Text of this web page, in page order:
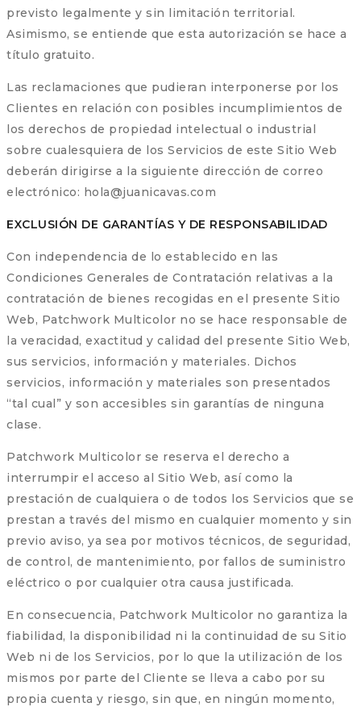
previsto legalmente y sin limitación territorial.
Asimismo, se entiende que esta autorización se hace a
título gratuito.
Las reclamaciones que pudieran interponerse por los
Clientes en relación con posibles incumplimientos de
los derechos de propiedad intelectual o industrial
sobre cualesquiera de los Servicios de este Sitio Web
deberán dirigirse a la siguiente dirección de correo
electrónico: hola@juanicavas.com
EXCLUSIÓN DE GARANTÍAS Y DE RESPONSABILIDAD
Con independencia de lo establecido en las
Condiciones Generales de Contratación relativas a la
contratación de bienes recogidas en el presente Sitio
Web, Patchwork Multicolor no se hace responsable de
la veracidad, exactitud y calidad del presente Sitio Web,
sus servicios, información y materiales. Dichos
servicios, información y materiales son presentados
“tal cual” y son accesibles sin garantías de ninguna
clase.
Patchwork Multicolor se reserva el derecho a
interrumpir el acceso al Sitio Web, así como la
prestación de cualquiera o de todos los Servicios que se
prestan a través del mismo en cualquier momento y sin
previo aviso, ya sea por motivos técnicos, de seguridad,
de control, de mantenimiento, por fallos de suministro
eléctrico o por cualquier otra causa justificada.
En consecuencia, Patchwork Multicolor no garantiza la
fiabilidad, la disponibilidad ni la continuidad de su Sitio
Web ni de los Servicios, por lo que la utilización de los
mismos por parte del Cliente se lleva a cabo por su
propia cuenta y riesgo, sin que, en ningún momento,